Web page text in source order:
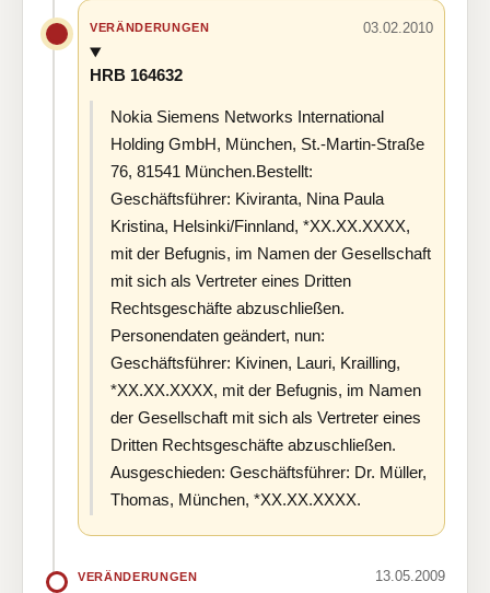
VERÄNDERUNGEN 03.02.2010
HRB 164632
Nokia Siemens Networks International
Holding GmbH, München, St.-Martin-Straße
76, 81541 München.Bestellt:
Geschäftsführer: Kiviranta, Nina Paula
Kristina, Helsinki/Finnland, *XX.XX.XXXX,
mit der Befugnis, im Namen der Gesellschaft
mit sich als Vertreter eines Dritten
Rechtsgeschäfte abzuschließen.
Personendaten geändert, nun:
Geschäftsführer: Kivinen, Lauri, Krailling,
*XX.XX.XXXX, mit der Befugnis, im Namen
der Gesellschaft mit sich als Vertreter eines
Dritten Rechtsgeschäfte abzuschließen.
Ausgeschieden: Geschäftsführer: Dr. Müller,
Thomas, München, *XX.XX.XXXX.
VERÄNDERUNGEN 13.05.2009